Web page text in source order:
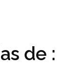
de :